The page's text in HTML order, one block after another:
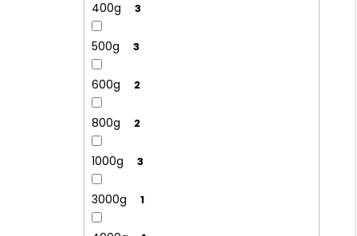
400g 3
500g 3
600g 2
800g 2
1000g 3
3000g 1